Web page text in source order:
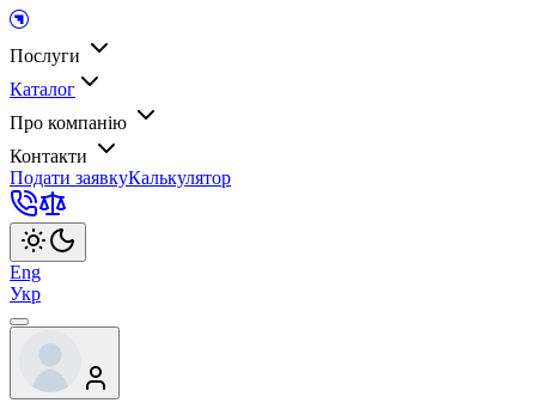
Послуги
Каталог
Про компанію
Контакти
Подати заявкуКалькулятор
Eng
Укр